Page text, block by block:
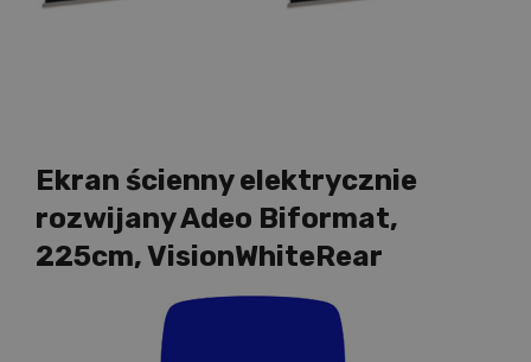
Ekran ścienny elektrycznie
rozwijany Adeo Biformat,
225cm, VisionWhiteRear